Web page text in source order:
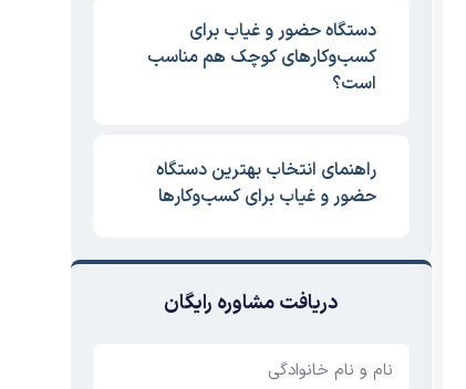
دستگاه حضور و غیاب برای
کسب‌وکارهای کوچک هم مناسب
است؟
راهنمای انتخاب بهترین دستگاه
حضور و غیاب برای کسب‌وکارها
دریافت مشاوره رایگان